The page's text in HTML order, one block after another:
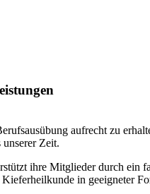
aufrecht zu
Zeit.
ihre Mitglieder durch
in geeigneter